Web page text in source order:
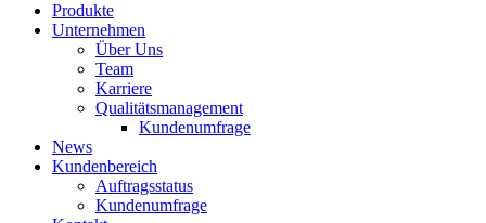
Produkte
Unternehmen
Über Uns
Team
Karriere
Qualitätsmanagement
Kundenumfrage
News
Kundenbereich
Auftragsstatus
Kundenumfrage